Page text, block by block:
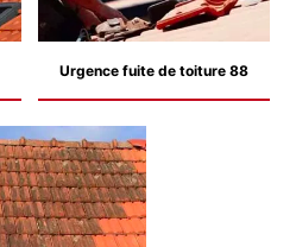
Urgence fuite de toiture 88